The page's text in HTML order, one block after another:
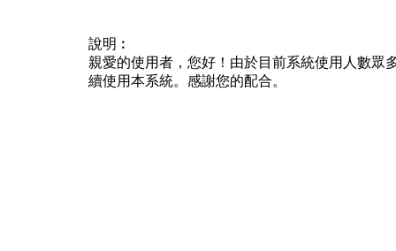
說明︰
親愛的使用者，您好！由於目前系統使用人數眾
續使用本系統。感謝您的配合。